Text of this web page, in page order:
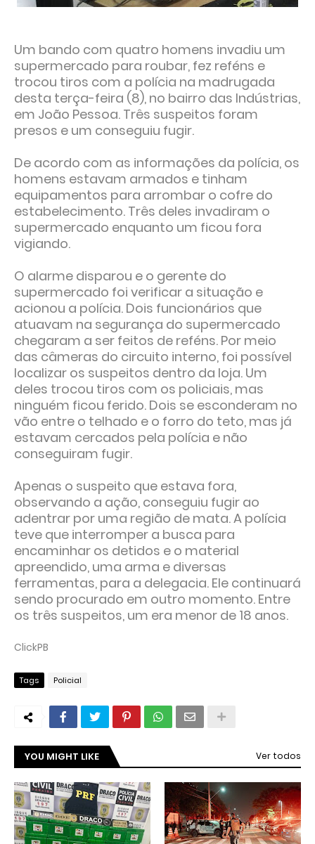
Um bando com quatro homens invadiu um
supermercado para roubar, fez reféns e
trocou tiros com a polícia na madrugada
desta terça-feira (8), no bairro das Indústrias,
em João Pessoa. Três suspeitos foram
presos e um conseguiu fugir.
De acordo com as informações da polícia, os
homens estavam armados e tinham
equipamentos para arrombar o cofre do
estabelecimento. Três deles invadiram o
supermercado enquanto um ficou fora
vigiando.
O alarme disparou e o gerente do
supermercado foi verificar a situação e
acionou a polícia. Dois funcionários que
atuavam na segurança do supermercado
chegaram a ser feitos de reféns. Por meio
das câmeras do circuito interno, foi possível
localizar os suspeitos dentro da loja. Um
deles trocou tiros com os policiais, mas
ninguém ficou ferido. Dois se esconderam no
vão entre o telhado e o forro do teto, mas já
estavam cercados pela polícia e não
conseguiram fugir.
Apenas o suspeito que estava fora,
observando a ação, conseguiu fugir ao
adentrar por uma região de mata. A polícia
teve que interromper a busca para
encaminhar os detidos e o material
apreendido, uma arma e diversas
ferramentas, para a delegacia. Ele continuará
sendo procurado em outro momento. Entre
os três suspeitos, um era menor de 18 anos.
ClickPB
Tags Policial
YOU MIGHT LIKE Ver todos